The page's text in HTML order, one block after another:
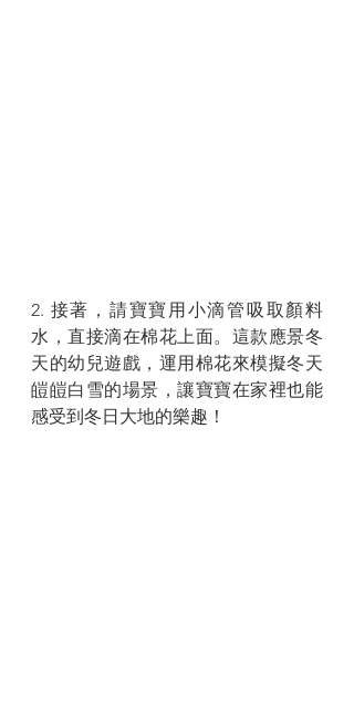
2. 接著，請寶寶用小滴管吸取顏料
水，直接滴在棉花上面。這款應景冬
天的幼兒遊戲，運用棉花來模擬冬天
皚皚白雪的場景，讓寶寶在家裡也能
感受到冬日大地的樂趣！